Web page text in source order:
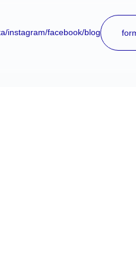
/instagram/facebook/blog